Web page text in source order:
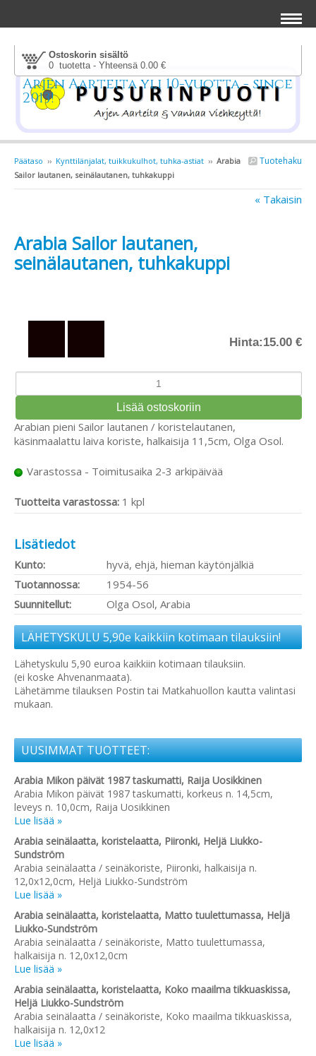
Ostoskorin sisältö
0 tuotetta - Yhteensä 0.00 €
Arjen Aarteita yli 10-vuotta - since
2013!
Tuotehaku
Päätaso ›› Kynttilänjalat, tuikkukulhot, tuhka-astiat ›› Arabia
Sailor lautanen, seinälautanen, tuhkakuppi
« Takaisin
Arabia Sailor lautanen,
seinälautanen, tuhkakuppi
Hinta:15.00 €
Arabian pieni Sailor lautanen / koristelautanen,
käsinmaalattu laiva koriste, halkaisija 11,5cm, Olga Osol.
Varastossa - Toimitusaika 2-3 arkipäivää
Tuotteita varastossa: 1 kpl
Lisätiedot
Kunto:
hyvä, ehjä, hieman käytönjälkiä
Tuotannossa:
1954-56
Suunnitellut:
Olga Osol, Arabia
LÄHETYSKULU 5,90e kaikkiin kotimaan tilauksiin!
Lähetyskulu 5,90 euroa kaikkiin kotimaan tilauksiin.
(ei koske Ahvenanmaata).
Lähetämme tilauksen Postin tai Matkahuollon kautta valintasi
mukaan.
UUSIMMAT TUOTTEET:
Arabia Mikon päivät 1987 taskumatti, Raija Uosikkinen
Arabia Mikon päivät 1987 taskumatti, korkeus n. 14,5cm,
leveys n. 10,0cm, Raija Uosikkinen
Lue lisää »
Arabia seinälaatta, koristelaatta, Piironki, Heljä Liukko-
Sundström
Arabia seinälaatta / seinäkoriste, Piironki, halkaisija n.
12,0x12,0cm, Heljä Liukko-Sundström
Lue lisää »
Arabia seinälaatta, koristelaatta, Matto tuulettumassa, Heljä
Liukko-Sundström
Arabia seinälaatta / seinäkoriste, Matto tuulettumassa,
halkaisija n. 12,0x12,0cm
Lue lisää »
Arabia seinälaatta, koristelaatta, Koko maailma tikkuaskissa,
Heljä Liukko-Sundström
Arabia seinälaatta / seinäkoriste, Koko maailma tikkuaskissa,
halkaisija n. 12,0x12
Lue lisää »